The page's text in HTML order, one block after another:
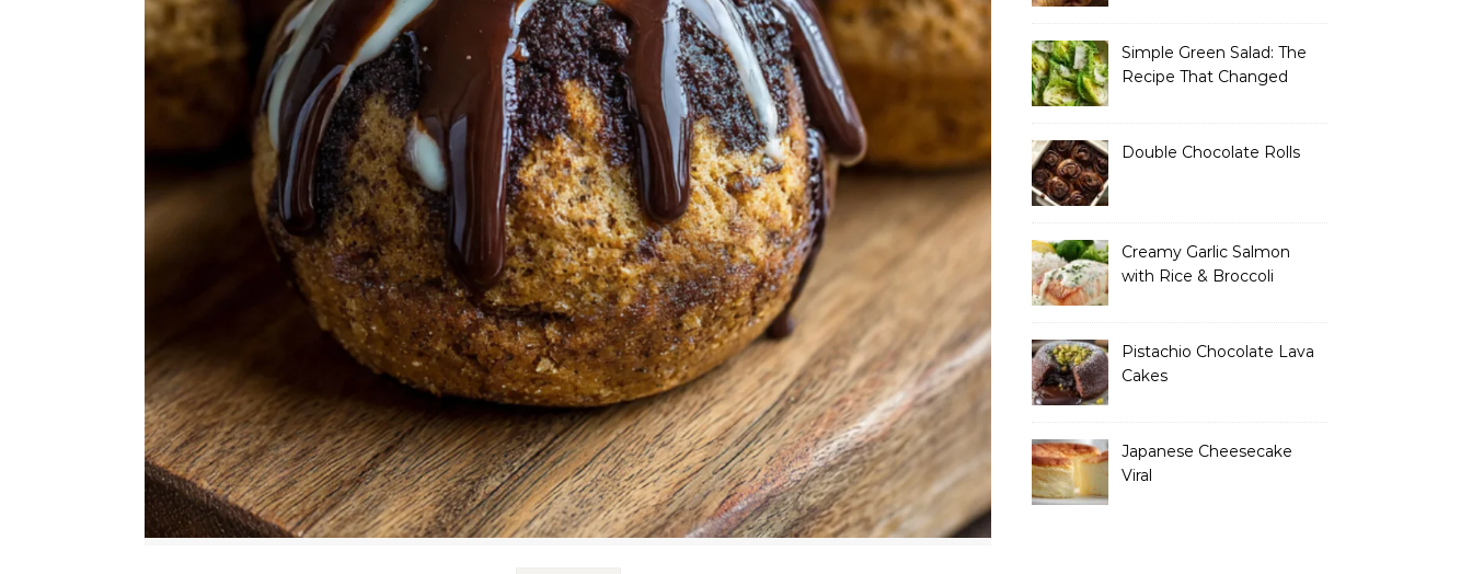
Simple Green Salad: The
Recipe That Changed
Double Chocolate Rolls
Creamy Garlic Salmon
with Rice & Broccoli
Pistachio Chocolate Lava
Cakes
Japanese Cheesecake
Viral